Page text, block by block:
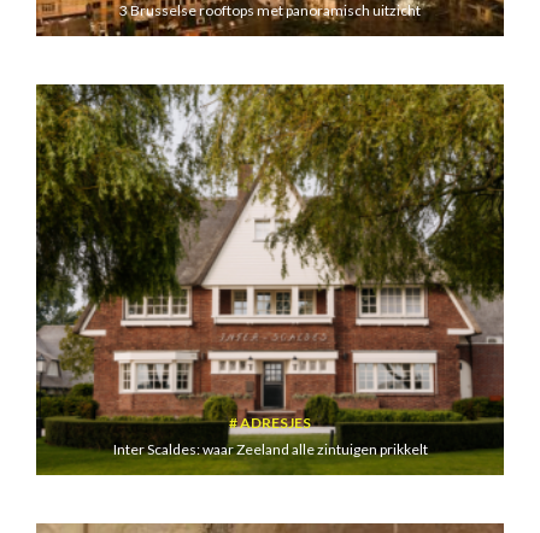
3 Brusselse rooftops met panoramisch uitzicht
ADRESJES
Inter Scaldes: waar Zeeland alle zintuigen prikkelt